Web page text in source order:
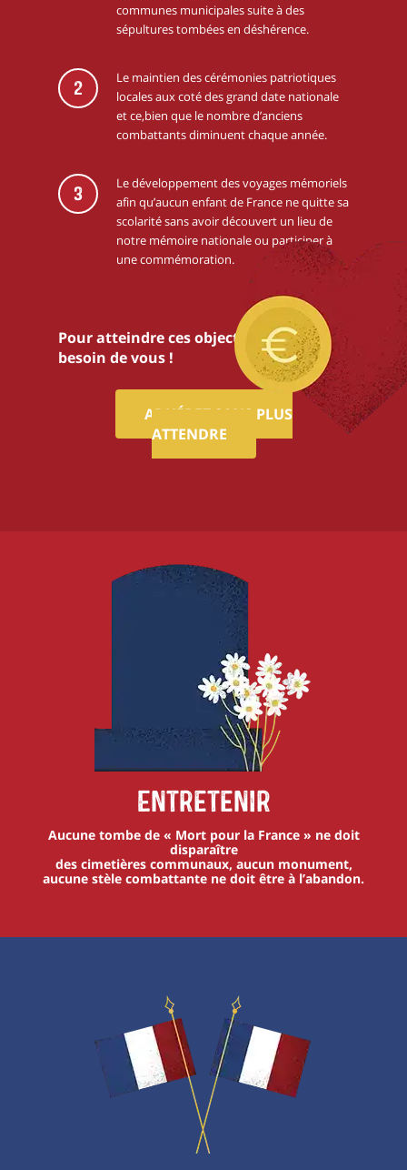
communes municipales suite à des
sépultures tombées en déshérence.
2
Le maintien des cérémonies patriotiques
locales aux coté des grand date nationale
et ce,bien que le nombre d’anciens
combattants diminuent chaque année.
3
Le développement des voyages mémoriels
afin qu’aucun enfant de France ne quitte sa
scolarité sans avoir découvert un lieu de
notre mémoire nationale ou participer à
une commémoration.
Pour atteindre ces objectifs,nous avons
besoin de vous !
ADHÉREZ SANS PLUS
ATTENDRE
Entretenir
Aucune tombe de « Mort pour la France » ne doit
disparaître
des cimetières communaux, aucun monument,
aucune stèle combattante ne doit être à l’abandon.